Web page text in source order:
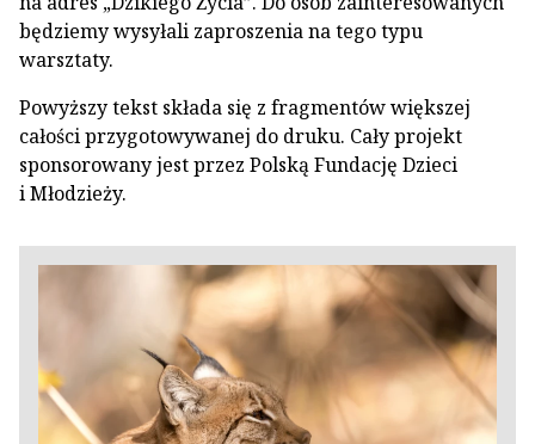
będziemy wysyłali zaproszenia na tego typu
warsztaty.
Powyższy tekst składa się z fragmentów większej
całości przygotowywanej do druku. Cały projekt
sponsorowany jest przez Polską Fundację Dzieci
i Młodzieży.